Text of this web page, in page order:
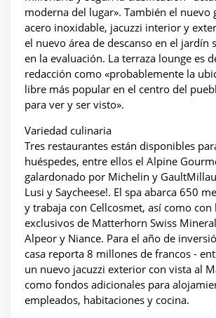
moderna del lugar». También el nuevo
acero inoxidable, jacuzzi interior y
el nuevo área de descanso en el jardín
en la evaluación. La terraza lounge es
redacción como «probablemente la
libre más popular en el centro del
para ver y ser visto».
Variedad culinaria
Tres restaurantes están disponibles
huéspedes, entre ellos el Alpine
galardonado por Michelin y
Lusi y Saycheese!. El spa abarca 650
y trabaja con Cellcosmet, así como
exclusivos de Matterhorn Swiss
Alpeor y Niance. Para el año de
casa reporta 8 millones de francos -
un nuevo jacuzzi exterior con vista al
como fondos adicionales para
empleados, habitaciones y cocina.